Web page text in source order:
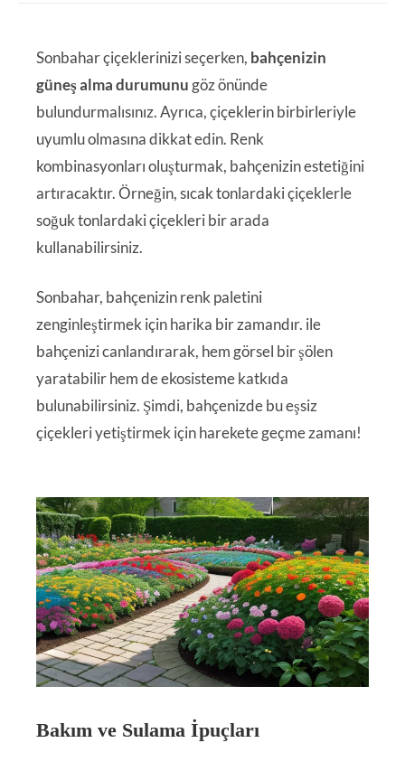
Sonbahar çiçeklerinizi seçerken, bahçenizin
güneş alma durumunu göz önünde
bulundurmalısınız. Ayrıca, çiçeklerin birbirleriyle
uyumlu olmasına dikkat edin. Renk
kombinasyonları oluşturmak, bahçenizin estetiğini
artıracaktır. Örneğin, sıcak tonlardaki çiçeklerle
soğuk tonlardaki çiçekleri bir arada
kullanabilirsiniz.
Sonbahar, bahçenizin renk paletini
zenginleştirmek için harika bir zamandır. ile
bahçenizi canlandırarak, hem görsel bir şölen
yaratabilir hem de ekosisteme katkıda
bulunabilirsiniz. Şimdi, bahçenizde bu eşsiz
çiçekleri yetiştirmek için harekete geçme zamanı!
Bakım ve Sulama İpuçları